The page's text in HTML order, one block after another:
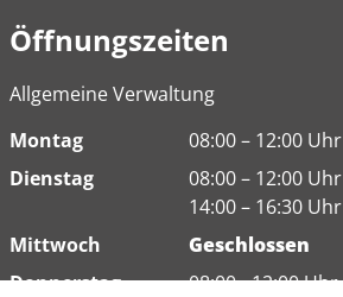
Öffnungszeiten
Allgemeine Verwaltung
Montag
08:00 – 12:00 Uhr
Dienstag
08:00 – 12:00 Uhr
14:00 – 16:30 Uhr
Mittwoch
Geschlossen
Donnerstag
08:00 - 12:00 Uhr